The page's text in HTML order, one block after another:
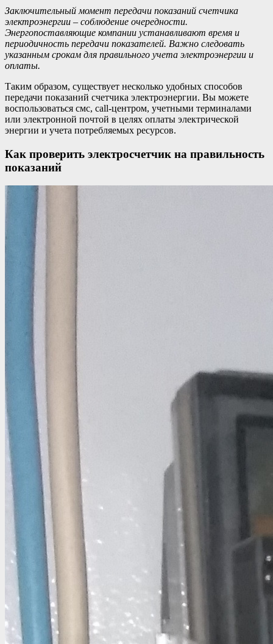
Заключительный момент передачи показаний счетчика
электроэнергии – соблюдение очередности.
Энергопоставляющие компании устанавливают время и
периодичность передачи показателей. Важно следовать
указанным срокам для правильного учета электроэнергии и
оплаты.
Таким образом, существует несколько удобных способов
передачи показаний счетчика электроэнергии. Вы можете
воспользоваться смс, call-центром, учетными терминалами
или электронной почтой в целях оплаты электрической
энергии и учета потребляемых ресурсов.
Как проверить электросчетчик на правильность
показаний